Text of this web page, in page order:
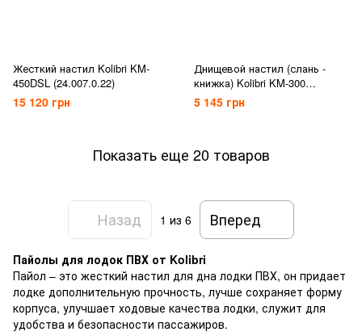
Жесткий настил Kolibri KM-
450DSL (24.007.0.22)
15 120 грн
Днищевой настил (слань -
книжка) Kolibri KM-300
(22.012.22)
5 145 грн
Показать еще 20 товаров
Назад 1 из 6 Вперед
Пайолы для лодок ПВХ от Kolibri
Пайол – это жесткий настил для дна лодки ПВХ, он придает
лодке дополнительную прочность, лучше сохраняет форму
корпуса, улучшает ходовые качества лодки, служит для
удобства и безопасности пассажиров.